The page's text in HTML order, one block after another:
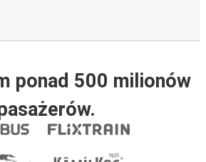
ponad 500 milionów